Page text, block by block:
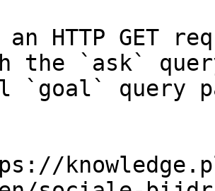
an HTTP GET
the `ask`
`goal` query